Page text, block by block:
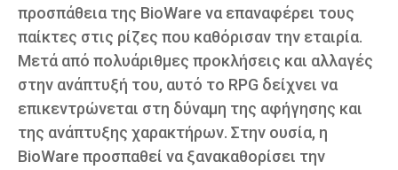
προσπάθεια της BioWare να επαναφέρει τους
παίκτες στις ρίζες που καθόρισαν την εταιρία.
Μετά από πολυάριθμες προκλήσεις και αλλαγές
στην ανάπτυξή του, αυτό το RPG δείχνει να
επικεντρώνεται στη δύναμη της αφήγησης και
της ανάπτυξης χαρακτήρων. Στην ουσία, η
BioWare προσπαθεί να ξανακαθορίσει την